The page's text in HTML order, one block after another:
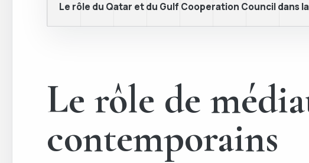
Le rôle du Qatar et du Gulf Cooperation Council dans
Le rôle de
contemporains